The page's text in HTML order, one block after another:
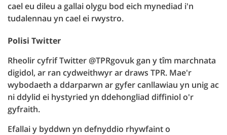
cael eu dileu a gallai olygu bod eich mynediad i'n
tudalennau yn cael ei rwystro.
Polisi Twitter
Rheolir cyfrif Twitter @TPRgovuk gan y tîm marchnata
digidol, ar ran cydweithwyr ar draws TPR. Mae'r
wybodaeth a ddarparwn ar gyfer canllawiau yn unig ac
ni ddylid ei hystyried yn ddehongliad diffiniol o'r
gyfraith.
Efallai y byddwn yn defnyddio rhywfaint o